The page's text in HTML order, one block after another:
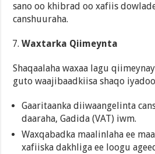
sano oo khibrad oo xafiis
canshuuraha.
Waxtarka Qiimeynta
Shaqaalaha waxaa lagu
guto waajibaadkiisa shaqo
Gaaritaanka diiwaangelinta
daaraha, Gadida (VAT) iwm.
Waxqabadka maalinlaha ee
xafiiska dakhliga ee loogu